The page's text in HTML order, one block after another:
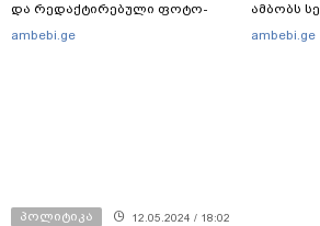
და რედაქტირებული ფოტო-
ვიდეომასალის გავრცელების
ambebi.ge
ამბობს
ambebi.ge
პოლიტიკა 12.05.2024 / 18:02